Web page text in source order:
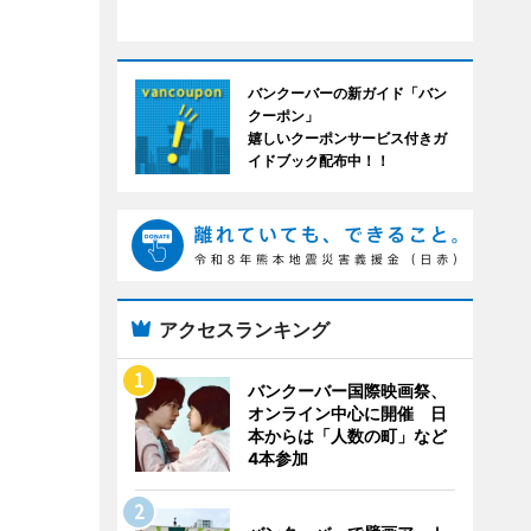
バンクーバーの新ガイド「バン
クーポン」
嬉しいクーポンサービス付きガ
イドブック配布中！！
アクセスランキング
バンクーバー国際映画祭、
オンライン中心に開催 日
本からは「人数の町」など
4本参加